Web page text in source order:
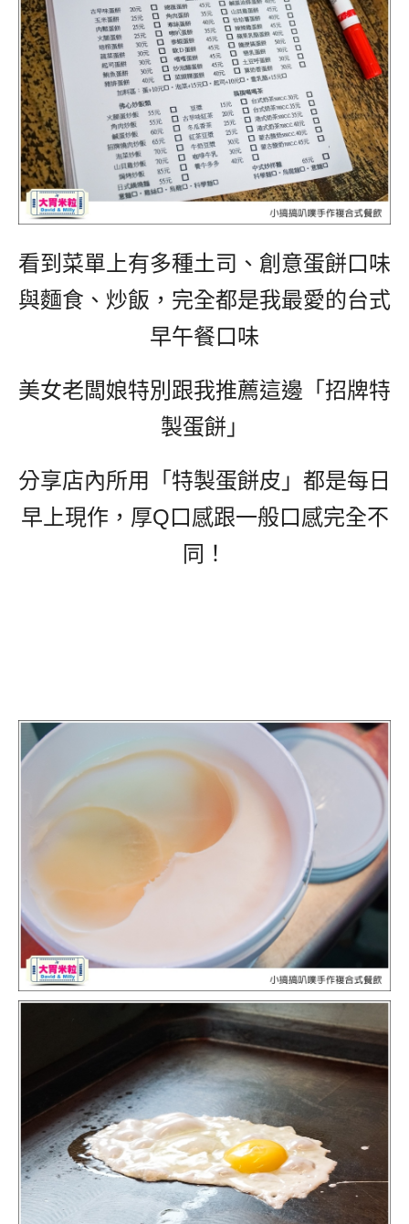
看到菜單上有多種土司、創意蛋餅口味
與麵食、炒飯，完全都是我最愛的台式
早午餐口味
美女老闆娘特別跟我推薦這邊「招牌特
製蛋餅」
分享店內所用「特製蛋餅皮」都是每日
早上現作，厚Q口感跟一般口感完全不
同！